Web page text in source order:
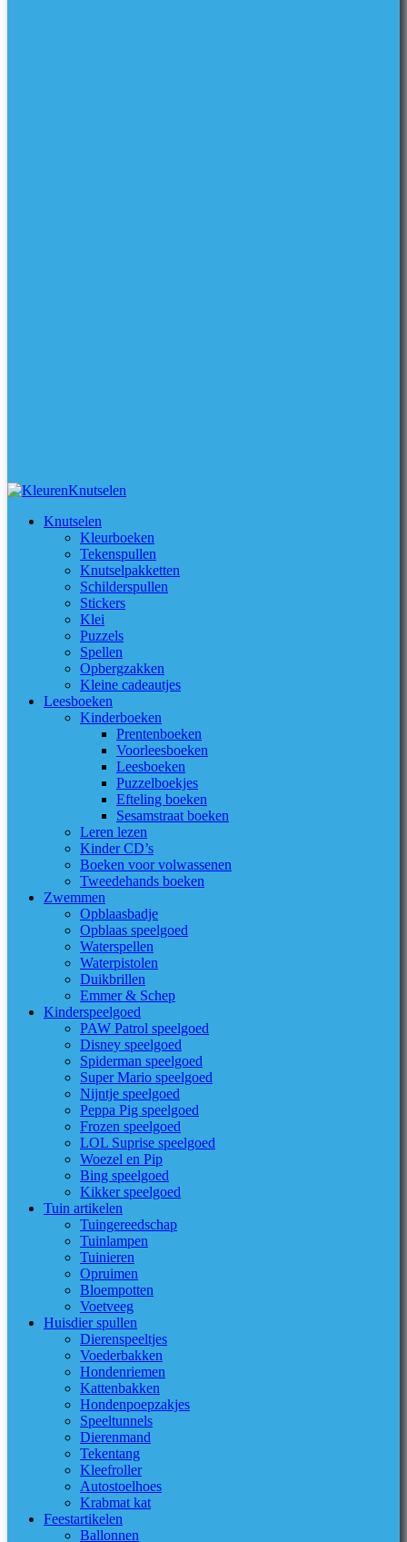
Knutselen
Kleurboeken
Tekenspullen
Knutselpakketten
Schilderspullen
Stickers
Klei
Puzzels
Spellen
Opbergzakken
Kleine cadeautjes
Leesboeken
Kinderboeken
Prentenboeken
Voorleesboeken
Leesboeken
Puzzelboekjes
Efteling boeken
Sesamstraat boeken
Leren lezen
Kinder CD’s
Boeken voor volwassenen
Tweedehands boeken
Zwemmen
Opblaasbadje
Opblaas speelgoed
Waterspellen
Waterpistolen
Duikbrillen
Emmer & Schep
Kinderspeelgoed
PAW Patrol speelgoed
Disney speelgoed
Spiderman speelgoed
Super Mario speelgoed
Nijntje speelgoed
Peppa Pig speelgoed
Frozen speelgoed
LOL Suprise speelgoed
Woezel en Pip
Bing speelgoed
Kikker speelgoed
Tuin artikelen
Tuingereedschap
Tuinlampen
Tuinieren
Opruimen
Bloempotten
Voetveeg
Huisdier spullen
Dierenspeeltjes
Voederbakken
Hondenriemen
Kattenbakken
Hondenpoepzakjes
Speeltunnels
Dierenmand
Tekentang
Kleefroller
Autostoelhoes
Krabmat kat
Feestartikelen
Ballonnen